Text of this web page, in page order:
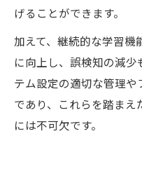
げることができます。
加えて、継続的な学習機
に向上し、誤検知の減少
テム設定の適切な管理
であり、これらを踏ま
には不可欠です。